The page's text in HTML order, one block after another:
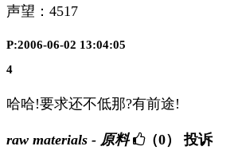
声望： 4517
P:2006-06-02 13:04:05
4
哈哈!要求还不低那?有前途!
raw materials - 原料 （0） 投诉